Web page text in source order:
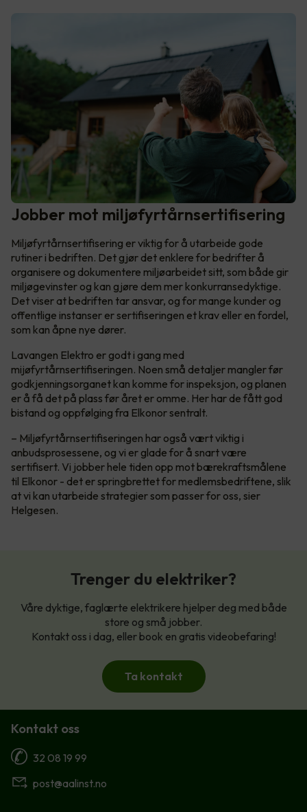
Jobber mot miljøfyrtårnsertifisering
Miljøfyrtårnsertifisering er viktig for å utarbeide gode
rutiner i bedriften. Det gjør det enklere for bedrifter å
organisere og dokumentere miljøarbeidet sitt, som både gir
miljøgevinster og kan gjøre dem mer konkurransedyktige.
Det viser at bedriften tar ansvar, og for mange kunder og
offentlige instanser er sertifiseringen et krav eller en fordel,
som kan åpne nye dører.
Lavangen Elektro er godt i gang med
mijøfyrtårnsertifiseringen. Noen små detaljer mangler før
godkjenningsorganet kan komme for inspeksjon, og planen
er å få det på plass før året er omme. Her har de fått god
bistand og oppfølging fra Elkonor sentralt.
– Miljøfyrtårnsertifiseringen har også vært viktig i
anbudsprosessene, og vi er glade for å snart være
sertifisert. Vi jobber hele tiden opp mot bærekraftsmålene
til Elkonor - det er springbrettet for medlemsbedriftene, slik
at vi kan utarbeide strategier som passer for oss, sier
Helgesen.
Trenger du elektriker?
Våre dyktige, faglærte elektrikere hjelper deg med både
store og små jobber.
Kontakt oss i dag, eller book en gratis videobefaring!
Ta kontakt
Kontakt oss
32 08 19 99
post@aalinst.no